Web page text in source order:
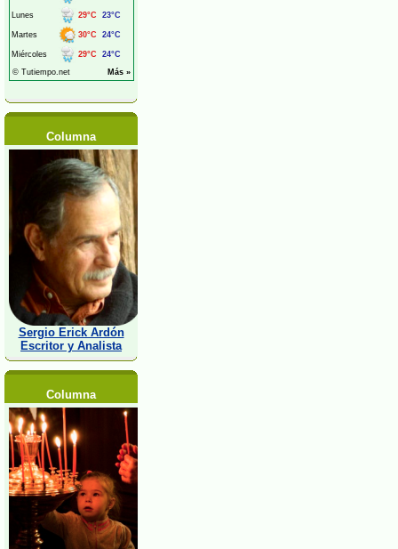
Columna
Sergio Erick Ardón
Escritor y Analista
Columna